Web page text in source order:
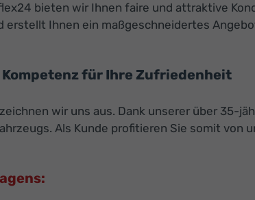
bieten wir Ihnen faire und attraktive
Ihnen ein maßgeschneidertes
für Ihre Zufriedenheit
wir uns aus. Dank unserer über 35-
Als Kunde profitieren Sie somit von